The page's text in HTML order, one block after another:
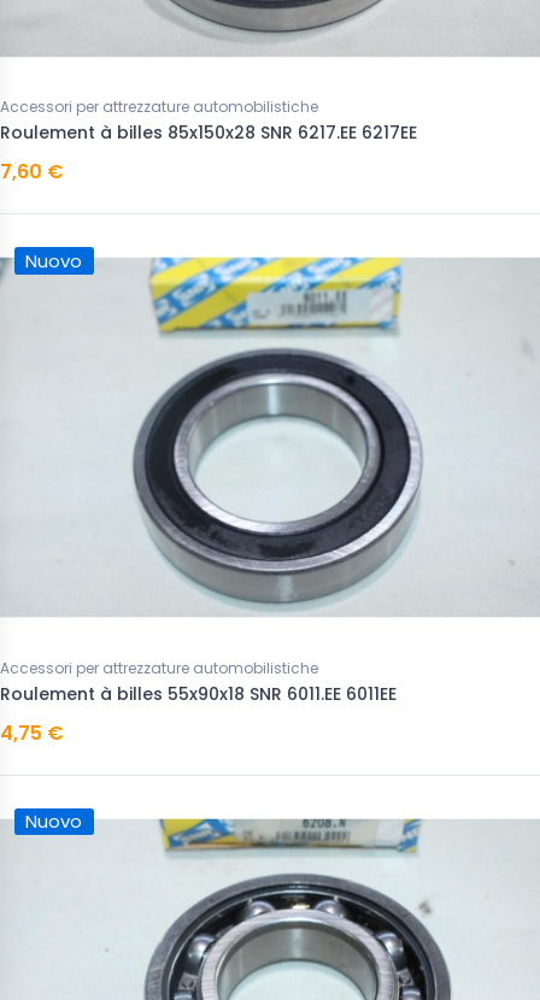
Accessori per attrezzature automobilistiche
Roulement à billes 85x150x28 SNR 6217.EE 6217EE
7,60 €
Nuovo
Accessori per attrezzature automobilistiche
Roulement à billes 55x90x18 SNR 6011.EE 6011EE
4,75 €
Nuovo